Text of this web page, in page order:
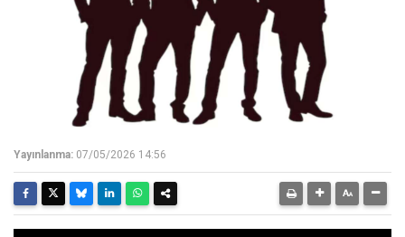
Yayınlanma: 07/05/2026 14:56